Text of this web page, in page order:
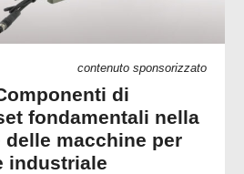
contenuto sponsorizzato
di
fondamentali nella
delle macchine per
industriale